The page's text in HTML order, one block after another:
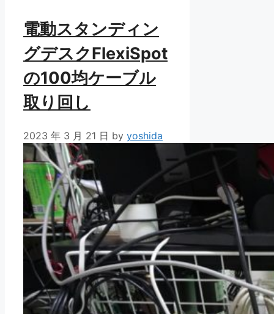
電動スタンディン
グデスクFlexiSpot
の100均ケーブル
取り回し
2023 年 3 月 21 日 by yoshida